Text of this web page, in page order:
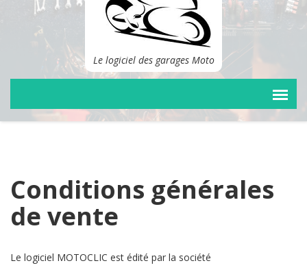
Le logiciel des garages Moto
Conditions générales
de vente
Le logiciel MOTOCLIC est édité par la société